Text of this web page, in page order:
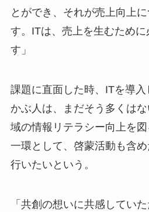
とができ、それが売上向上
す。ITは、売上を生むため
す」
課題に直面した時、ITを導
かぶ人は、まだそう多くは
域の情報リテラシー向上を
一環として、啓蒙活動も含
行いたいという。
「共創の想いに共感してい